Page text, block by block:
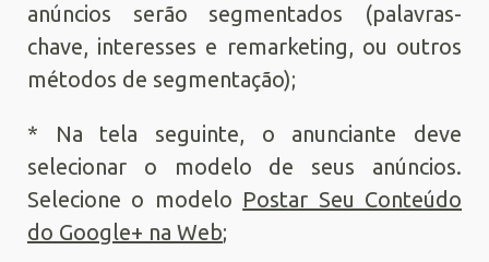
anúncios serão segmentados (palavras-
chave, interesses e remarketing, ou outros
métodos de segmentação);
* Na tela seguinte, o anunciante deve
selecionar o modelo de seus anúncios.
Selecione o modelo Postar Seu Conteúdo
do Google+ na Web;